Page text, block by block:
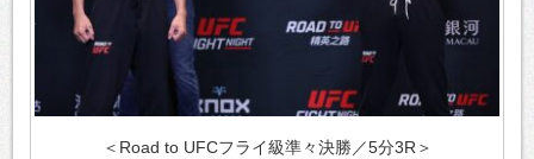
＜Road to UFCフライ級準々決勝／5分3R＞